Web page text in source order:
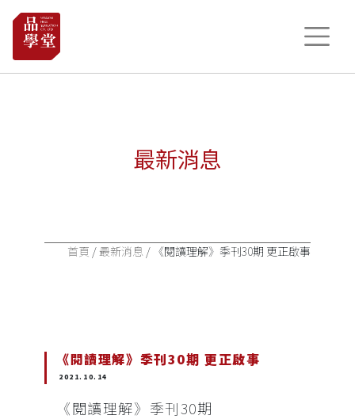
最新消息
首頁 /最新消息 / 《閱讀理解》季刊30期 更正啟事
《閱讀理解》季刊30期 更正啟事
2021.10.14
《閱讀理解》季刊30期